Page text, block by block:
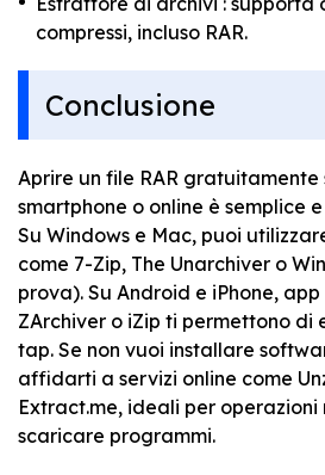
compressi, incluso RAR.
Conclusione
Aprire un file RAR gratuitamente
smartphone o online è semplice
Su Windows e Mac, puoi
come 7-Zip, The Unarchiver o
prova). Su Android e iPhone, app
ZArchiver o iZip ti permettono di
tap. Se non vuoi installare
affidarti a servizi online come
Extract.me, ideali per operazioni
scaricare programmi.